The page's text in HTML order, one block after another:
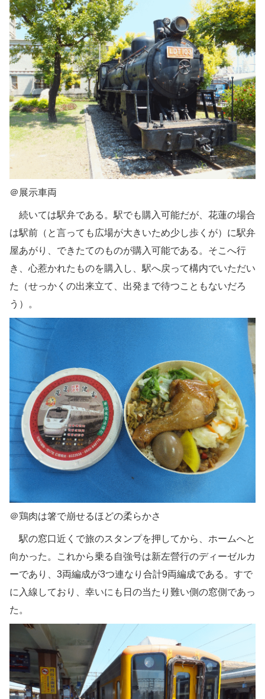
＠展示車両
続いては駅弁である。駅でも購入可能だが、花蓮の場合
は駅前（と言っても広場が大きいため少し歩くが）に駅弁
屋あがり、できたてのものが購入可能である。そこへ行
き、心惹かれたものを購入し、駅へ戻って構内でいただい
た（せっかくの出来立て、出発まで待つこともないだろ
う）。
＠鶏肉は箸で崩せるほどの柔らかさ
駅の窓口近くで旅のスタンプを押してから、ホームへと
向かった。これから乗る自強号は新左營行のディーゼルカ
ーであり、3両編成が3つ連なり合計9両編成である。すで
に入線しており、幸いにも日の当たり難い側の窓側であっ
た。